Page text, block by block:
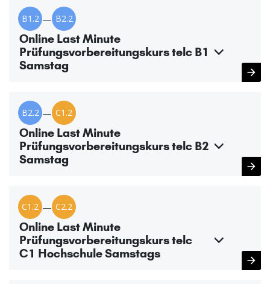
B1.2 — B2.2
Online Last Minute
Prüfungsvorbereitungskurs telc B1
Samstag
B2.2 — C1.2
Online Last Minute
Prüfungsvorbereitungskurs telc B2
Samstag
C1.2 — C2.2
Online Last Minute
Prüfungsvorbereitungskurs telc
C1 Hochschule Samstags